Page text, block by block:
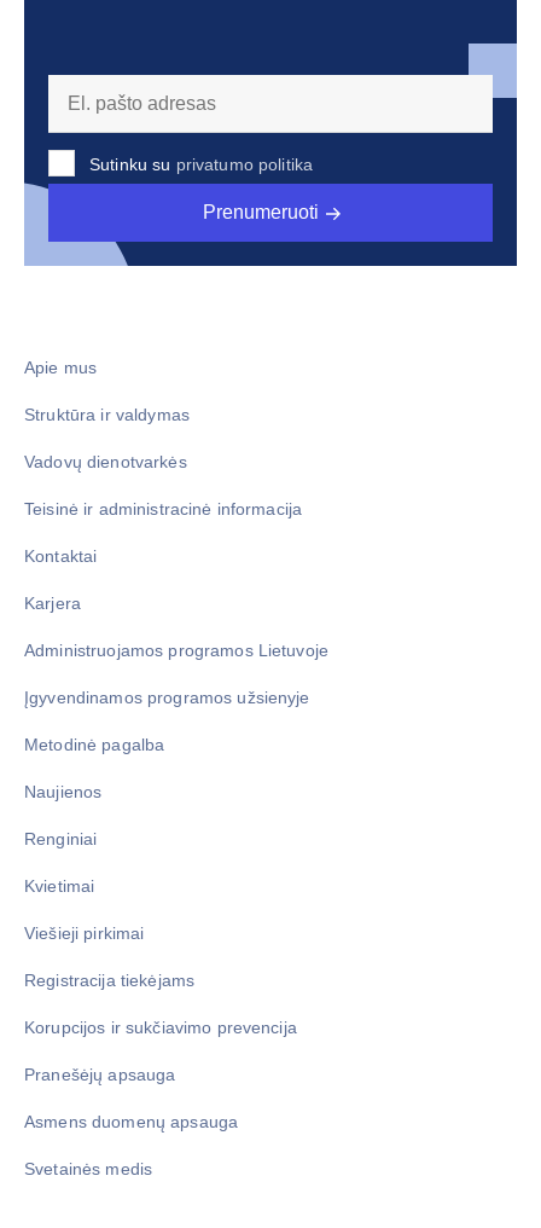
Sutinku su privatumo politika
Prenumeruoti
Apie mus
Struktūra ir valdymas
Vadovų dienotvarkės
Teisinė ir administracinė informacija
Kontaktai
Karjera
Administruojamos programos Lietuvoje
Įgyvendinamos programos užsienyje
Metodinė pagalba
Naujienos
Renginiai
Kvietimai
Viešieji pirkimai
Registracija tiekėjams
Korupcijos ir sukčiavimo prevencija
Pranešėjų apsauga
Asmens duomenų apsauga
Svetainės medis